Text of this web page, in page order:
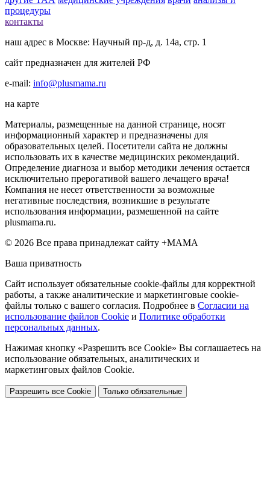
процедуры
контакты
наш адрес в Москве: Научный пр-д, д. 14а, стр. 1
сайт предназначен для жителей РФ
e-mail: info@plusmama.ru
на карте
Материалы, размещенные на данной странице, носят
информационный характер и предназначены для
образовательных целей. Посетители сайта не должны
использовать их в качестве медицинских рекомендаций.
Определение диагноза и выбор методики лечения остается
исключительно прерогативой вашего лечащего врача!
Компания не несет ответственности за возможные
негативные последствия, возникшие в результате
использования информации, размешенной на сайте
plusmama.ru.
© 2026 Все права принадлежат сайту +МАМА
Ваша приватность
Сайт использует обязательные cookie-файлы для корректной
работы, а также аналитические и маркетинговые cookie-
файлы только с вашего согласия. Подробнее в Согласии на
использование файлов Cookie и Политике обработки
персональных данных.
Нажимая кнопку «Разрешить все Cookie» Вы соглашаетесь на
использование обязательных, аналитических и
маркетинговых файлов Cookie.
Разрешить все Cookie Только обязательные